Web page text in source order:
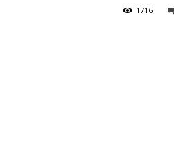
1716